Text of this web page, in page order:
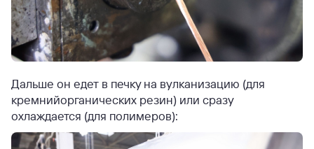
Дальше он едет в печку на вулканизацию (для
кремнийорганических резин) или сразу
охлаждается (для полимеров):